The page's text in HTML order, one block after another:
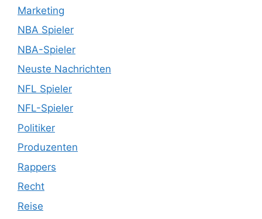
Marketing
NBA Spieler
NBA-Spieler
Neuste Nachrichten
NFL Spieler
NFL-Spieler
Politiker
Produzenten
Rappers
Recht
Reise